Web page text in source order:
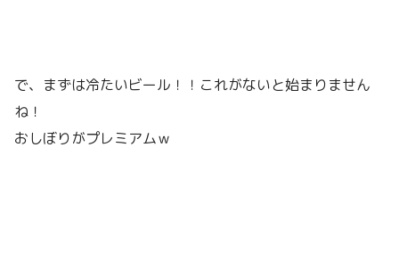
で、まずは冷たいビール！！これがないと始まりません
ね！
おしぼりがプレミアムｗ